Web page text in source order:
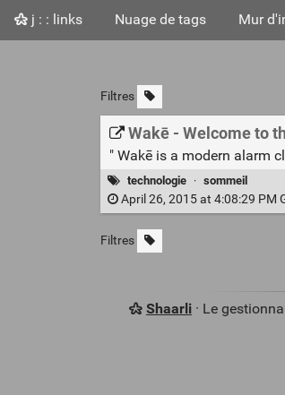
j : : links Nuage de tags Mur
Filtres
Wakē - Welcome to
" Wakē is a modern alarm
technologie · sommeil
April 26, 2015 at 4:08:29 PM
Filtres
Shaarli· Le